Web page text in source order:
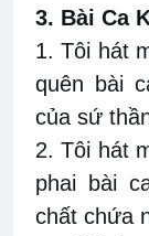
3. Bài Ca
1. Tôi hát
quên bài
của sứ
2. Tôi hát
phai bài
chất chứa